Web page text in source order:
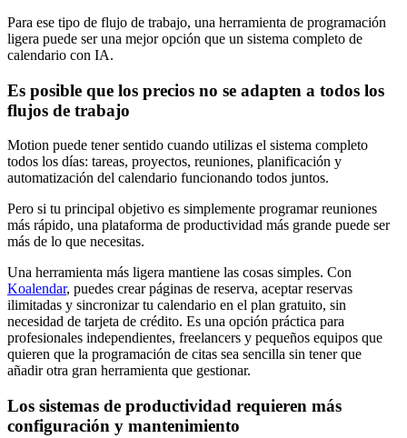
Para ese tipo de flujo de trabajo, una herramienta de programación
ligera puede ser una mejor opción que un sistema completo de
calendario con IA.
Es posible que los precios no se adapten a todos los
flujos de trabajo
Motion puede tener sentido cuando utilizas el sistema completo
todos los días: tareas, proyectos, reuniones, planificación y
automatización del calendario funcionando todos juntos.
Pero si tu principal objetivo es simplemente programar reuniones
más rápido, una plataforma de productividad más grande puede ser
más de lo que necesitas.
Una herramienta más ligera mantiene las cosas simples. Con
Koalendar, puedes crear páginas de reserva, aceptar reservas
ilimitadas y sincronizar tu calendario en el plan gratuito, sin
necesidad de tarjeta de crédito. Es una opción práctica para
profesionales independientes, freelancers y pequeños equipos que
quieren que la programación de citas sea sencilla sin tener que
añadir otra gran herramienta que gestionar.
Los sistemas de productividad requieren más
configuración y mantenimiento